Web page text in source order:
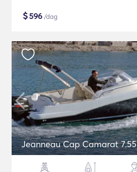
$596 /dag
Jeanneau Cap Camarat 7.55